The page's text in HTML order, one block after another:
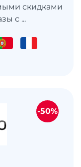
скидками
с ...
-50%